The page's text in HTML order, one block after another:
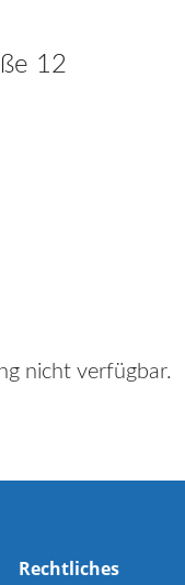
12
nicht verfügbar.
Rechtliches